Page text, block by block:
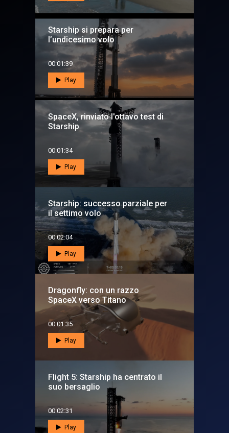
Starship si prepara per
l’undicesimo volo
00:01:39
Play
SpaceX, rinviato l'ottavo test di
Starship
00:01:34
Play
Starship: successo parziale per
il settimo volo
00:02:04
Play
Dragonfly: con un razzo
SpaceX verso Titano
00:01:35
Play
Flight 5: Starship ha centrato il
suo bersaglio
00:02:31
Play